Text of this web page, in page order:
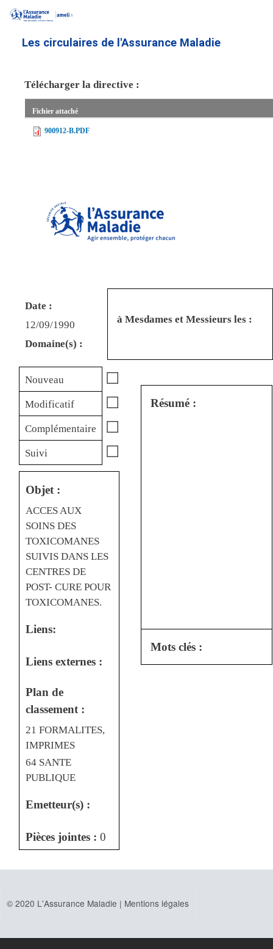
contenu
Les circulaires de l'Assurance Maladie
Télécharger la directive :
Fichier attaché
900912-B.PDF
Date :
12/09/1990
Domaine(s) :
à Mesdames et Messieurs les :
Nouveau ☐
Modificatif ☐
Complémentaire ☐
Suivi ☐
Objet :
ACCES AUX
SOINS DES
TOXICOMANES
SUIVIS DANS LES
CENTRES DE
POST- CURE POUR
TOXICOMANES.
Liens:
Liens externes :
Plan de
classement :
21 FORMALITES,
IMPRIMES
64 SANTE
PUBLIQUE
Emetteur(s) :
Pièces jointes : 0
Résumé :
Mots clés :
© 2020 L'Assurance Maladie | Mentions légales